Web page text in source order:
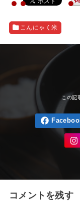
こんにゃく米
コメントを残す